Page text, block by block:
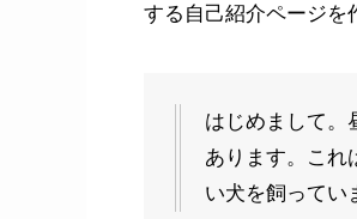
する自己紹介ページを
はじめまして。
あります。これ
い犬を飼ってい